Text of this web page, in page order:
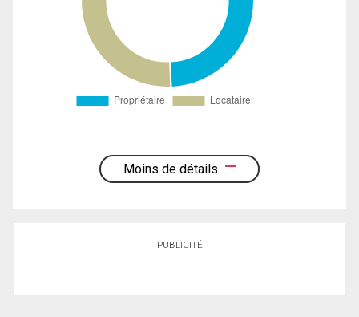
Moins de détails
PUBLICITÉ